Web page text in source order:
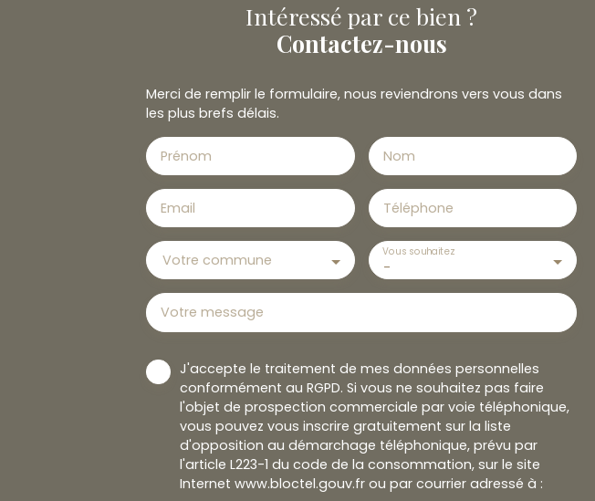
Intéressé par ce bien ?
Contactez-nous
Merci de remplir le formulaire, nous reviendrons vers vous dans
les plus brefs délais.
Prénom Nom
Email Téléphone
Votre commune -
Vous souhaitez
Votre message
J'accepte le traitement de mes données personnelles
conformément au RGPD. Si vous ne souhaitez pas faire
l'objet de prospection commerciale par voie téléphonique,
vous pouvez vous inscrire gratuitement sur la liste
d'opposition au démarchage téléphonique, prévu par
l'article L223-1 du code de la consommation, sur le site
Internet www.bloctel.gouv.fr ou par courrier adressé à :